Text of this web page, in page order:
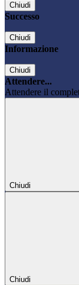
Chiudi
Successo
Chiudi
Informazione
Chiudi
Attendere...
Attendere il
Chiudi
Chiudi